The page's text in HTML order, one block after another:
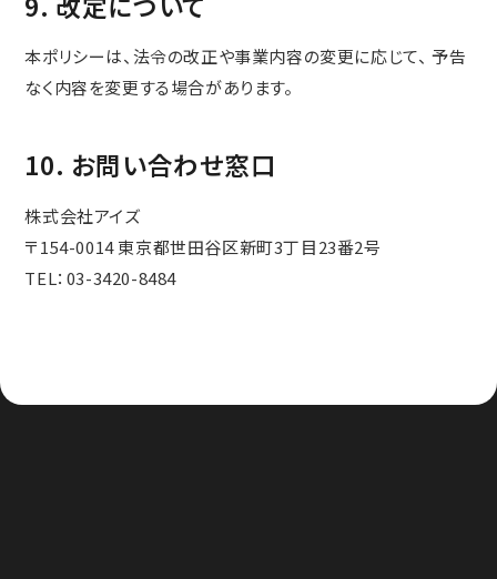
本ポリシーは、法令の改正や事業内容の変更に応じて、 予告
なく内容を変更する場合があります。
10. お問い合わせ窓口
株式会社アイズ
〒154-0014 東京都世田谷区新町3丁目23番2号
TEL：03-3420-8484